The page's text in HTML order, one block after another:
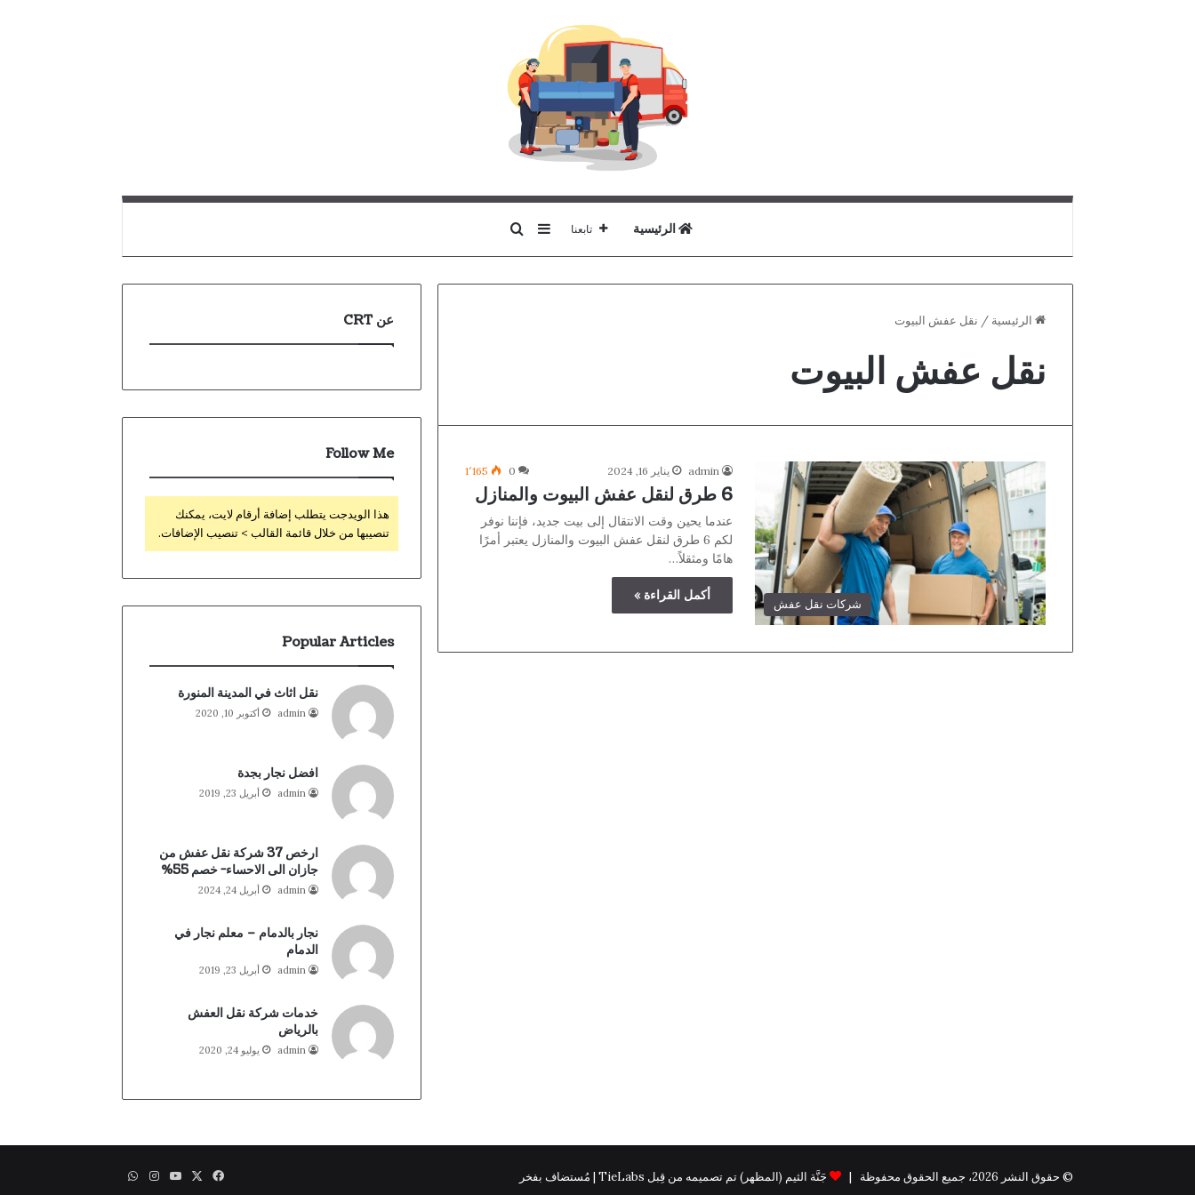
الرئيسية تابعنا إضافة عمود جانبي
بحث عن
الرئيسية / نقل عفش البيوت
نقل عفش البيوت
شركات نقل عفش
admin يناير 16, 2024 0 1٬165
6 طرق لنقل عفش البيوت والمنازل
عندما يحين وقت الانتقال إلى بيت جديد، فإننا نوفر
لكم 6 طرق لنقل عفش البيوت والمنازل يعتبر أمرًا
هامًا ومثقلاً…
أكمل القراءة »
عن CRT
Follow Me
هذا الويدجت يتطلب إضافة أرقام لايت، يمكنك
تنصيبها من خلال قائمة القالب > تنصيب الإضافات.
Popular Articles
نقل اثاث في المدينة المنورة
admin أكتوبر 10, 2020
افضل نجار بجدة
admin أبريل 23, 2019
ارخص 37 شركة نقل عفش من
جازان الى الاحساء- خصم 55%
admin أبريل 24, 2024
نجار بالدمام – معلم نجار في
الدمام
admin أبريل 23, 2019
خدمات شركة نقل العفش
بالرياض
admin يوليو 24, 2020
© حقوق النشر 2026، جميع الحقوق محفوظة | جَنَّة الثيم (المظهر) تم تصميمه من قِبل TieLabs | مُستضاف بفخر فيسبوك يوتيوبانستقرامواتساب